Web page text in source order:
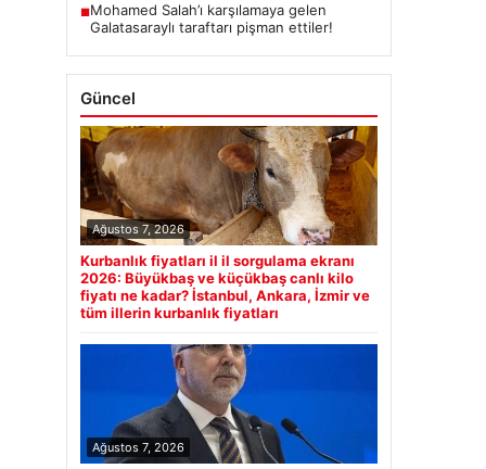
■Mohamed Salah’ı karşılamaya gelen
Galatasaraylı taraftarı pişman ettiler!
Güncel
Ağustos 7, 2026
Kurbanlık fiyatları il il sorgulama ekranı
2026: Büyükbaş ve küçükbaş canlı kilo
fiyatı ne kadar? İstanbul, Ankara, İzmir ve
tüm illerin kurbanlık fiyatları
Ağustos 7, 2026